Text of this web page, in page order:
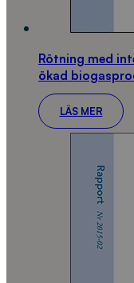
Rötning med
ökad
LÄS MER